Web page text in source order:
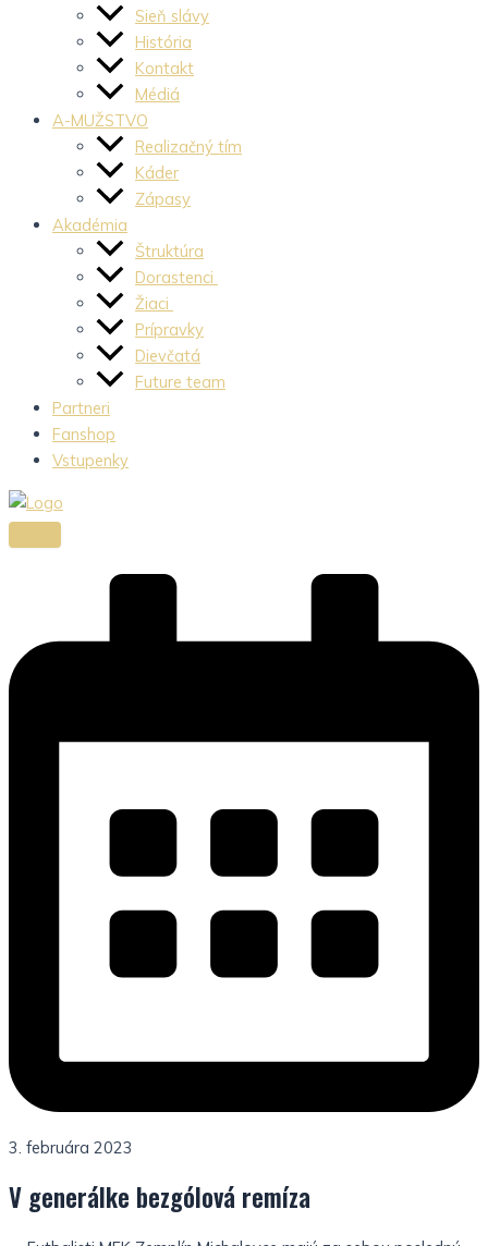
Sieň slávy
História
Kontakt
Médiá
A-MUŽSTVO
Realizačný tím
Káder
Zápasy
Akadémia
Štruktúra
Dorastenci
Žiaci
Prípravky
Dievčatá
Future team
Partneri
Fanshop
Vstupenky
3. februára 2023
V generálke bezgólová remíza